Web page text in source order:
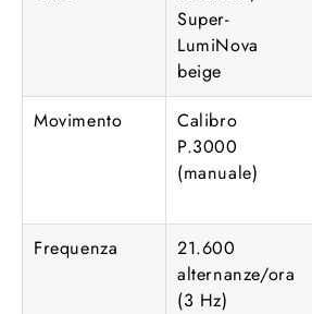
Super-
LumiNova
beige
Movimento
Calibro
P.3000
(manuale)
Frequenza
21.600
alternanze/ora
(3 Hz)